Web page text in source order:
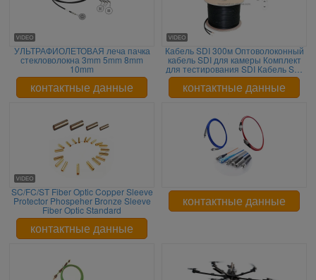
УЛЬТРАФИОЛЕТОВАЯ леча пачка
стекловолокна 3mm 5mm 8mm
10mm
контактные данные
Кабель SDI 300м Оптоволоконный
кабель SDI для камеры Комплект
для тестирования SDI Кабель SDI
для камеры 50м 100м 200м
Сетевой доступ
контактные данные
SC/FC/ST Fiber Optic Copper Sleeve
Protector Phospeher Bronze Sleeve
Fiber Optic Standard
контактные данные
контактные данные